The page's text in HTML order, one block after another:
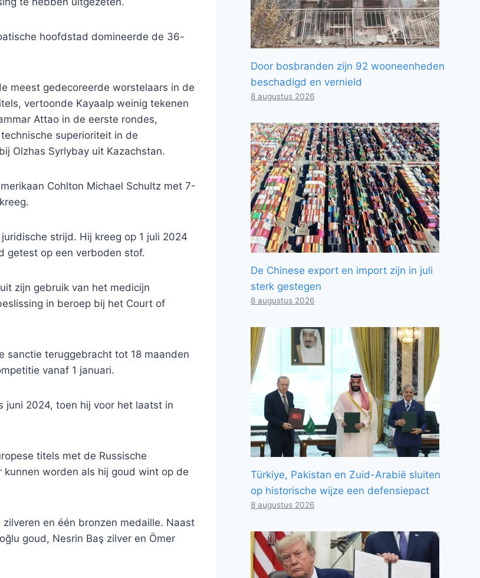
hoofdstad domineerde de 36-
meest gedecoreerde worstelaars in de
vertoonde Kayaalp weinig tekenen
Attao in de eerste rondes,
superioriteit in de
Olzhas Syrlybay uit Kazachstan.
Cohlton Michael Schultz met 7-
strijd. Hij kreeg op 1 juli 2024
getest op een verboden stof.
zijn gebruik van het medicijn
in beroep bij het Court of
sanctie teruggebracht tot 18 maanden
vanaf 1 januari.
juni 2024, toen hij voor het laatst in
titels met de Russische
worden als hij goud wint op de
en één bronzen medaille. Naast
goud, Nesrin Baş zilver en Ömer
Door bosbranden zijn 92 wooneenheden
beschadigd en vernield
8 augustus 2026
De Chinese export en import zijn in juli
sterk gestegen
8 augustus 2026
Türkiye, Pakistan en Zuid-Arabië sluiten
op historische wijze een defensiepact
8 augustus 2026